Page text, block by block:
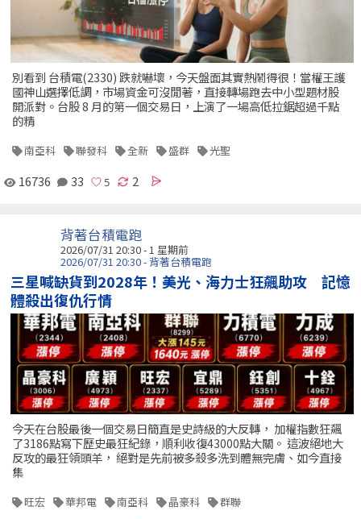
別看到 台積電(2330) 跌就嚇壞，今天盤面其實熱鬧得很！當權王護
國神山選擇低調，市場資金可沒閒著，直接轉場跑去中小型題材股
開派對。台股 8 月的第一個交易日，上演了一場高低拉鋸超過千點
的精
南亞科 聯發科 全新 盛群 光聖
16736 33 2
背著台積電跑
2026/07/31 20:30 - 1 星期前
2026/07/31 20:30 - 背著台積電跑
三星喊缺貨到2028年！美光、海力士狂飆助攻 記憶
體殺出復仇行情
今天在台股最後一個交易日簡直是史詩級的大反轉， 加權指數狂飆
了3186點寫下歷史最狂紀錄，順利收復43000點大關。 這波絕地大
反攻的最狂領頭羊， 絕對是先前被多殺多洗到體無完膚、如今直接
集
旺宏 華邦電 南亞科 晶豪科 群聯